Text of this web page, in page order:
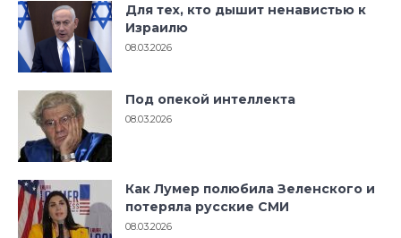
Для тех, кто дышит ненавистью к
Израилю
08.03.2026
Под опекой интеллекта
08.03.2026
Как Лумер полюбила Зеленского и
потеряла русские СМИ
08.03.2026